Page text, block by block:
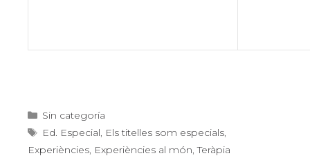
Categories
Sin categoría
Etiquetes
Ed. Especial, Els titelles som especials,
Experiències, Experiències al món,Teràpia